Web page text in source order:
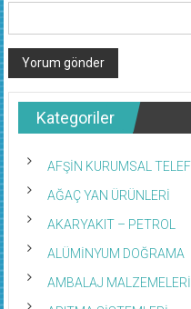
Kategoriler
AFŞİN KURUMSAL
AĞAÇ YAN ÜRÜNLERİ
AKARYAKIT – PETROL
ALÜMİNYUM DOĞRAMA
AMBALAJ MALZEMELERİ